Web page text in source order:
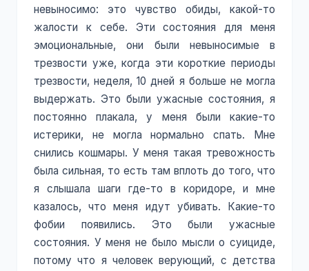
невыносимо: это чувство обиды, какой-то
жалости к себе. Эти состояния для меня
эмоциональные, они были невыносимые в
трезвости уже, когда эти короткие периоды
трезвости, неделя, 10 дней я больше не могла
выдержать. Это были ужасные состояния, я
постоянно плакала, у меня были какие-то
истерики, не могла нормально спать. Мне
снились кошмары. У меня такая тревожность
была сильная, то есть там вплоть до того, что
я слышала шаги где-то в коридоре, и мне
казалось, что меня идут убивать. Какие-то
фобии появились. Это были ужасные
состояния. У меня не было мысли о суициде,
потому что я человек верующий, с детства